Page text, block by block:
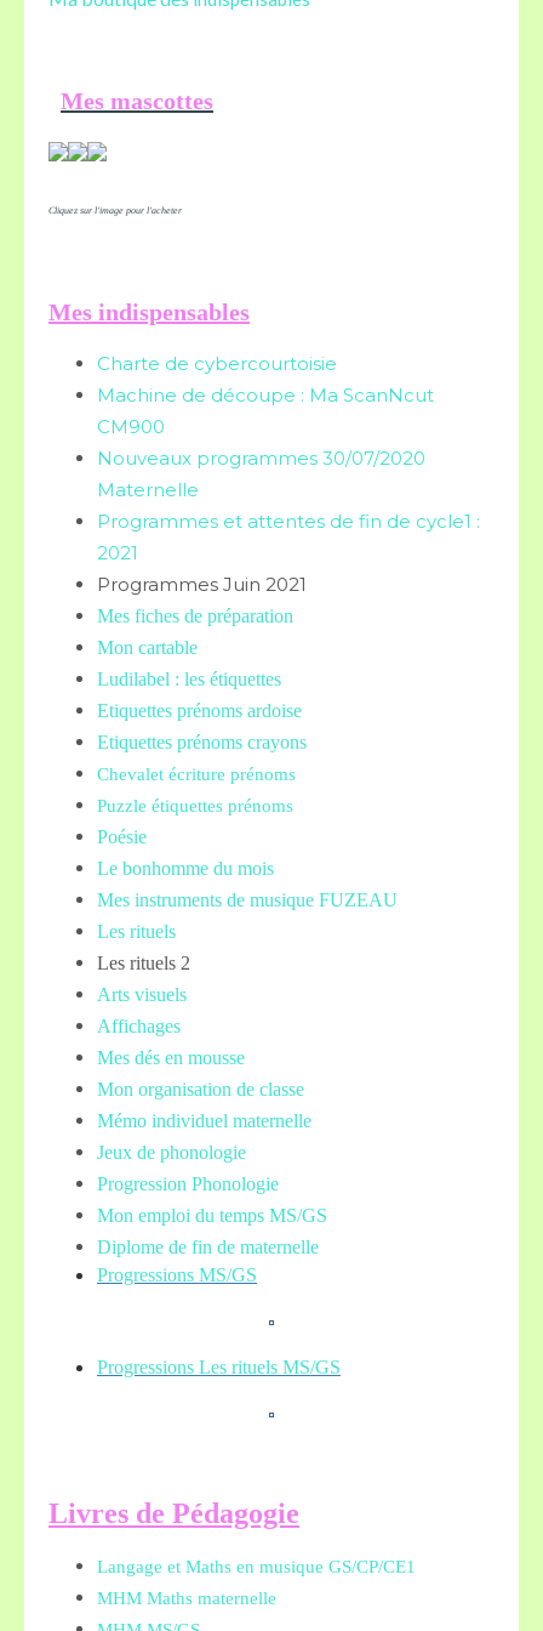
Mes mascottes
Cliquez sur l'image pour l'acheter
Mes indispensables
Charte de cybercourtoisie
Machine de découpe : Ma ScanNcut
CM900
Nouveaux programmes 30/07/2020
Maternelle
Programmes et attentes de fin de cycle1 :
2021
Programmes Juin 2021
Mes fiches de préparation
Mon cartable
Ludilabel : les étiquettes
Etiquettes prénoms ardoise
Etiquettes prénoms crayons
Chevalet écriture prénoms
Puzzle étiquettes prénoms
Poésie
Le bonhomme du mois
Mes instruments de musique FUZEAU
Les rituels
Les rituels 2
Arts visuels
Affichages
Mes dés en mousse
Mon organisation de classe
Mémo individuel maternelle
Jeux de phonologie
Progression Phonologie
Mon emploi du temps MS/GS
Diplome de fin de maternelle
Progressions MS/GS
Progressions Les rituels MS/GS
Livres de Pédagogie
Langage et Maths en musique GS/CP/CE1
MHM Maths maternelle